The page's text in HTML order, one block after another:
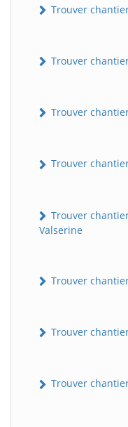
Trouver
Trouver
Trouver
Trouver
Trouver
Valserine
Trouver
Trouver
Trouver